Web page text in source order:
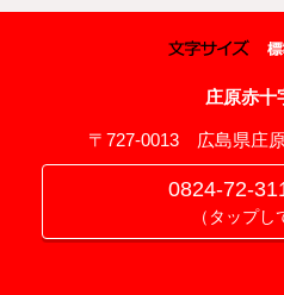
庄原赤十
〒727-0013 広島県庄
0824-72-